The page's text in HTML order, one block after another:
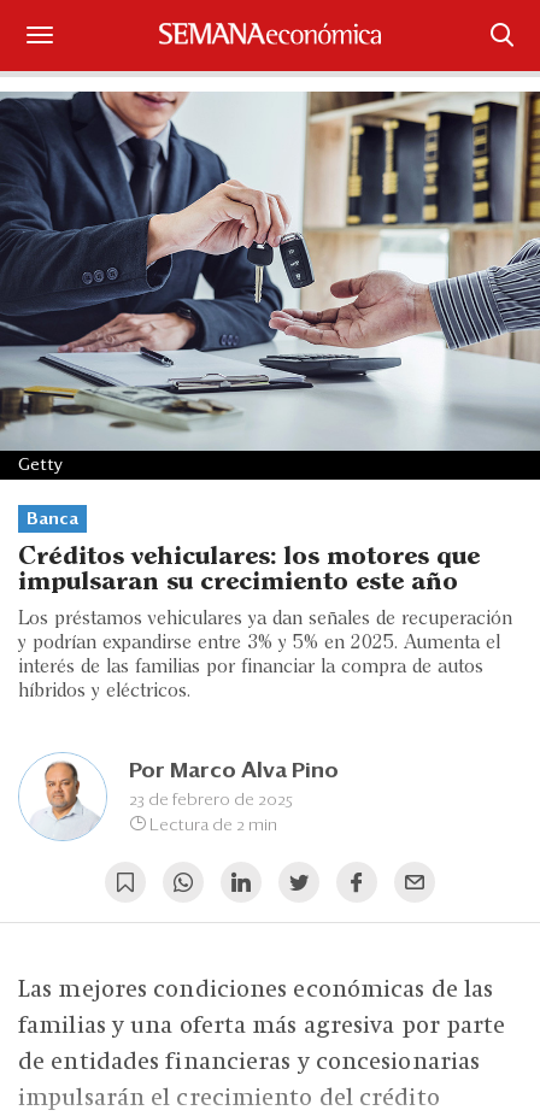
Suscríbase
Iniciar sesión
Portada
¿Qué está pasando?
Sectores y Empresas
Management
Economía y Finanzas
Legal y Política
Blogs
Ranking CEO
Edición Impresa
Banca
Créditos vehiculares: los motores que
impulsaran su crecimiento este año
Los préstamos vehiculares ya dan señales de recuperación
y podrían expandirse entre 3% y 5% en 2025. Aumenta el
interés de las familias por financiar la compra de autos
híbridos y eléctricos.
Por Marco Alva Pino
23 de febrero de 2025
Lectura de 2 min
Getty
Las mejores condiciones económicas de las
familias y una oferta más agresiva por parte
de entidades financieras y concesionarias
impulsarán el crecimiento del crédito